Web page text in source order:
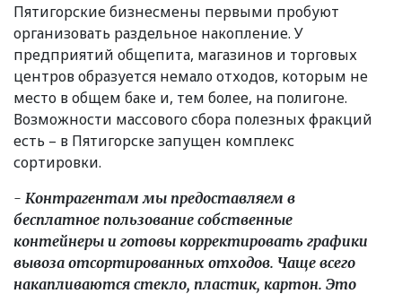
Пятигорские бизнесмены первыми пробуют
организовать раздельное накопление. У
предприятий общепита, магазинов и торговых
центров образуется немало отходов, которым не
место в общем баке и, тем более, на полигоне.
Возможности массового сбора полезных фракций
есть – в Пятигорске запущен комплекс
сортировки.
- Контрагентам мы предоставляем в
бесплатное пользование собственные
контейнеры и готовы корректировать графики
вывоза отсортированных отходов. Чаще всего
накапливаются стекло, пластик, картон. Это